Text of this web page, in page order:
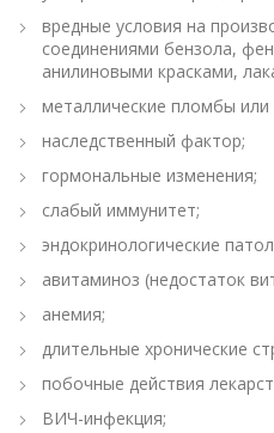
вредные условия на
соединениями бензола,
анилиновыми красками,
металлические пломбы или
наследственный фактор;
гормональные изменения;
слабый иммунитет;
эндокринологические
авитаминоз (недостаток
анемия;
длительные хронические
побочные действия
ВИЧ-инфекция;